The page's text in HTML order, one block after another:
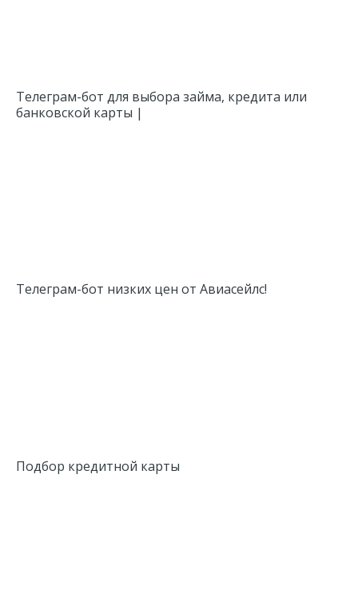
Телеграм-бот для выбора займа, кредита или
банковской карты |
Телеграм-бот низких цен от Авиасейлс!
Подбор кредитной карты